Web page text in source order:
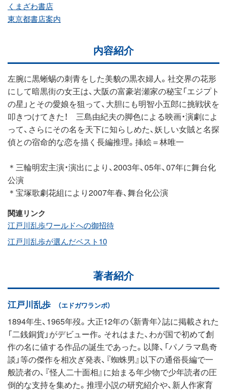
くまざわ書店
東京都書店案内
内容紹介
左腕に黒蜥蜴の刺青をした美貌の黒衣婦人。社交界の花形
にして暗黒街の女王は、大阪の富豪岩瀬家の秘宝「エジプト
の星」とその愛娘を狙って、大胆にも明智小五郎に挑戦状を
叩きつけてきた！ 三島由紀夫の脚色による映画・演劇によ
って、さらにその名を天下に知らしめた、妖しい女賊と名探
偵との宿命的な恋を描く長編推理。挿絵＝林唯一
＊三輪明宏主演・演出により、2003年、05年、07年に舞台化
公演
＊宝塚歌劇花組により2007年春、舞台化公演
関連リンク
江戸川乱歩ワールドへの御招待
江戸川乱歩が選んだベスト10
著者紹介
江戸川乱歩 （エドガワランポ）
1894年生、1965年歿。大正12年の〈新青年〉誌に掲載された
「二銭銅貨」がデビュー作。それはまた、わが国で初めて創
作の名に値する作品の誕生であった。以降、「パノラマ島奇
談」等の傑作を相次ぎ発表、『蜘蛛男』以下の通俗長編で一
般読者の、『怪人二十面相』に始まる年少物で少年読者の圧
倒的な支持を集めた。推理小説の研究紹介や、新人作家育